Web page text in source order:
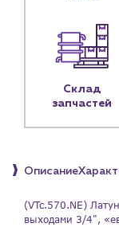
+7
Пн –
Склад
запчастей
Описание
(VTc.570.NE)
выходами 3/4",